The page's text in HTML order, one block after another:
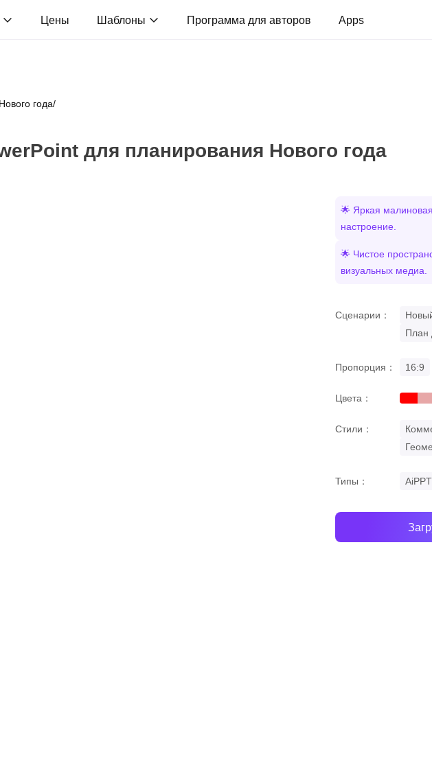
Цены Шаблоны Программа для авторов Apps
года/
для планирования Нового года
🌟 Яркая
настроение.
🌟 Чистое
визуальных медиа.
Сценарии：
План
Пропорция： 16:9
Цвета： red
Стили：
Типы：